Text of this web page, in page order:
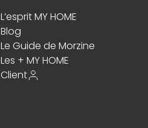
L’esprit MY HOME
Blog
Le Guide de Morzine
Les + MY HOME
Client